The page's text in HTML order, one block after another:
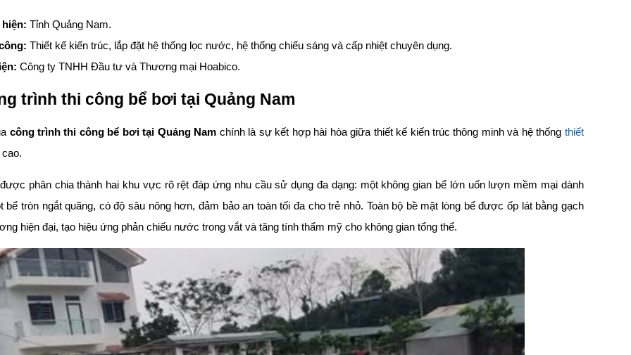
Tỉnh Quảng Nam.
Thiết kế kiến trúc, lắp đặt hệ thống lọc nước, hệ thống chiếu sáng và cấp nhiệt chuyên dụng.
Công ty TNHH Đầu tư và Thương mại Hoabico.
trình thi công bể bơi tại Quảng Nam
công trình thi công bể bơi tại Quảng Nam chính là sự kết hợp hài hòa giữa thiết kế kiến trúc thông minh và hệ thống thiết
phân chia thành hai khu vực rõ rệt đáp ứng nhu cầu sử dụng đa dạng: một không gian bể lớn uốn lượn mềm mại dành
tròn ngắt quãng, có độ sâu nông hơn, đảm bảo an toàn tối đa cho trẻ nhỏ. Toàn bộ bề mặt lòng bể được ốp lát bằng gạch
hiện đại, tạo hiệu ứng phản chiếu nước trong vắt và tăng tính thẩm mỹ cho không gian tổng thể.